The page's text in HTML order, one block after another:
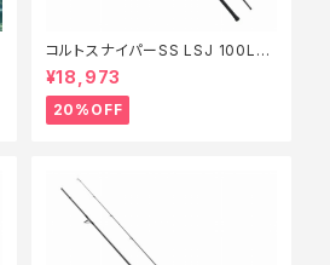
コルトスナイパーSS LSJ 100L
【特価ロッド】【20】
¥18,973
20%OFF